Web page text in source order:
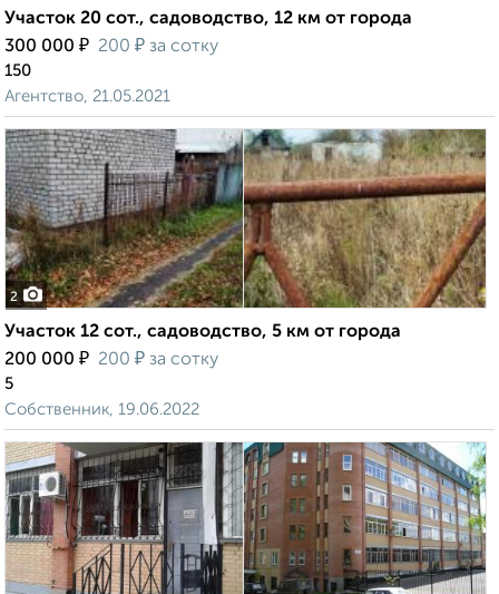
Участок 20 сот., садоводство, 12 км от города
300 000 ₽ 200 ₽ за сотку
150
Агентство, 21.05.2021
2
Участок 12 сот., садоводство, 5 км от города
200 000 ₽ 200 ₽ за сотку
5
Собственник, 19.06.2022